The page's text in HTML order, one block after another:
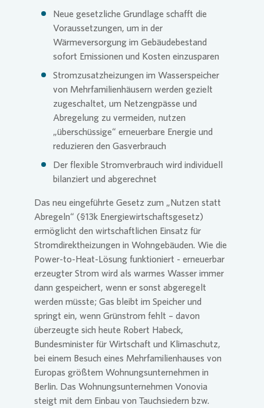
Neue gesetzliche Grundlage schafft die
Voraussetzungen, um in der
Wärmeversorgung im Gebäudebestand
sofort Emissionen und Kosten einzusparen
Stromzusatzheizungen im Wasserspeicher
von Mehrfamilienhäusern werden gezielt
zugeschaltet, um Netzengpässe und
Abregelung zu vermeiden, nutzen
„überschüssige“ erneuerbare Energie und
reduzieren den Gasverbrauch
Der flexible Stromverbrauch wird individuell
bilanziert und abgerechnet
Das neu eingeführte Gesetz zum „Nutzen statt
Abregeln“ (§13k Energiewirtschaftsgesetz)
ermöglicht den wirtschaftlichen Einsatz für
Stromdirektheizungen in Wohngebäuden. Wie die
Power-to-Heat-Lösung funktioniert - erneuerbar
erzeugter Strom wird als warmes Wasser immer
dann gespeichert, wenn er sonst abgeregelt
werden müsste; Gas bleibt im Speicher und
springt ein, wenn Grünstrom fehlt – davon
überzeugte sich heute Robert Habeck,
Bundesminister für Wirtschaft und Klimaschutz,
bei einem Besuch eines Mehrfamilienhauses von
Europas größtem Wohnungsunternehmen in
Berlin. Das Wohnungsunternehmen Vonovia
steigt mit dem Einbau von Tauchsiedern bzw.